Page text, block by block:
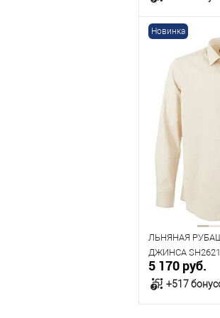
В
В наличии
Таблица
Размер одежды
Рост
176
Новинка
ЛЬНЯНАЯ
ДЖИНСА
5 170 руб.
+517